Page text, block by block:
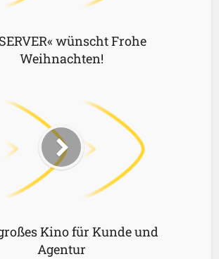
wünscht Frohe
Weihnachten!
Kino für Kunde und
Agentur